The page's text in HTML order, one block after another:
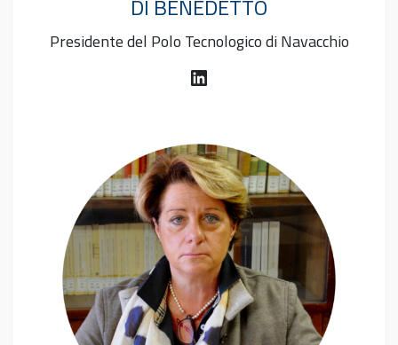
DI BENEDETTO
Presidente del Polo Tecnologico di Navacchio
LinkedIn